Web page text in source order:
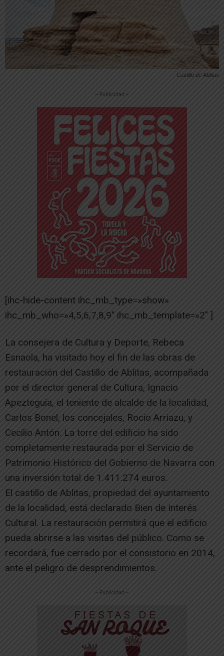
Castillo de Ablitas
-- Publicidad --
[ihc-hide-content ihc_mb_type=»show»
ihc_mb_who=»4,5,6,7,8,9″ ihc_mb_template=»2″ ]
La consejera de Cultura y Deporte, Rebeca
Esnaola, ha visitado hoy el fin de las obras de
restauración del Castillo de Ablitas, acompañada
por el director general de Cultura, Ignacio
Apezteguía, el teniente de alcalde de la localidad,
Carlos Bonel, los concejales, Rocío Arriazu, y
Cecilio Antón. La torre del edificio ha sido
completamente restaurada por el Servicio de
Patrimonio Histórico del Gobierno de Navarra con
una inversión total de 1.411.274 euros.
El castillo de Ablitas, propiedad del ayuntamiento
de la localidad, está declarado Bien de Interés
Cultural. La restauración permitirá que el edificio
pueda abrirse a las visitas del público. Como se
recordará, fue cerrado por el consistorio en 2014,
ante el peligro de desprendimientos.
-- Publicidad --